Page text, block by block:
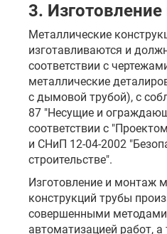
3.
Металлические
изготавливаются и
соответствии с
металлические
с дымовой трубой), с
87 "Несущие и
соответствии с
и СНиП 12-04-2002
строительстве".
Изготовление и монтаж
конструкций трубы
совершенными
автоматизацией работ,